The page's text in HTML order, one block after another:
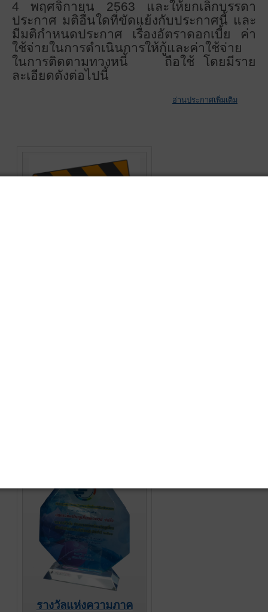
4 พฤศจิกายน 2563 และให้ยกเลิกบรรดา
ประกาศ มติอื่นใดที่ขัดแย้งกับประกาศนี้ และ
มีมติกำหนดประกาศ เรื่องอัตราดอกเบี้ย ค่า
ใช้จ่ายในการดำเนินการให้กู้และค่าใช้จ่าย
ในการติดตามทวงหนี้ ถือใช้ โดยมีราย
ละเอียดดังต่อไปนี้
อ่านประกาศเพิ่มเติม
รางวัลแห่งความภาค